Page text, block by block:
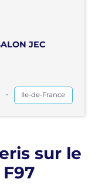
JEC
- Ile-de-France
sur le